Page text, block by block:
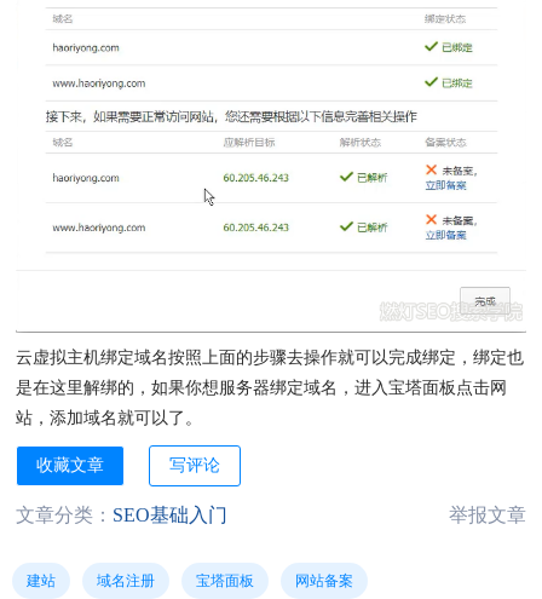
云虚拟主机绑定域名按照上面的步骤去操作就可以完成绑定，绑定也
是在这里解绑的，如果你想服务器绑定域名，进入宝塔面板点击网
站，添加域名就可以了。
收藏文章 写评论
文章分类： SEO基础入门 举报文章
建站 域名注册 宝塔面板 网站备案